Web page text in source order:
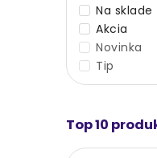
Na sklade
Akcia
Novinka
Tip
Top 10